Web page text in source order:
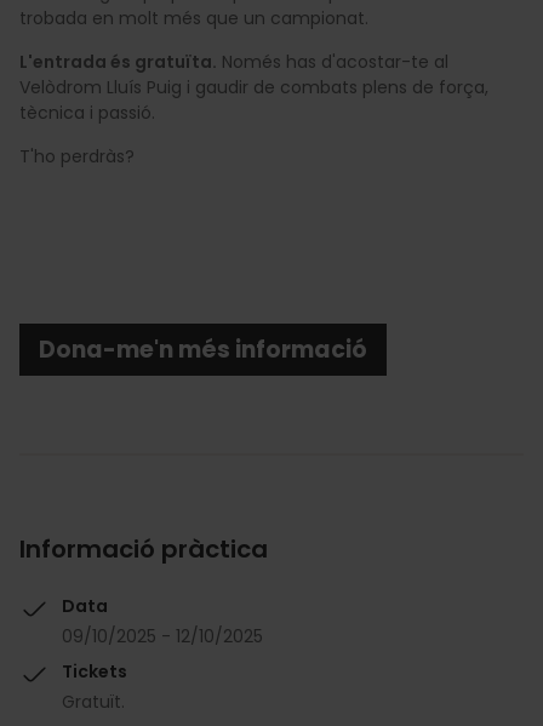
trobada en molt més que un campionat.
L'entrada és gratuïta. Només has d'acostar-te al
Velòdrom Lluís Puig i gaudir de combats plens de força,
tècnica i passió.
T'ho perdràs?
Dona-me'n més informació
Informació pràctica
Data
09/10/2025 - 12/10/2025
Tickets
Gratuït.